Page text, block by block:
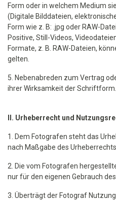
Form oder in welchem Medium
(Digitale Bilddateien,
Form wie z. B: .jpg oder RAW-
Positive, Still-Videos,
Formate, z. B. RAW-Dateien,
gelten.
5. Nebenabreden zum Vertrag
ihrer Wirksamkeit der Schriftform.
II. Urheberrecht und
1. Dem Fotografen steht das
nach Maßgabe des
2. Die vom Fotografen
nur für den eigenen Gebrauch
3. Überträgt der Fotograf